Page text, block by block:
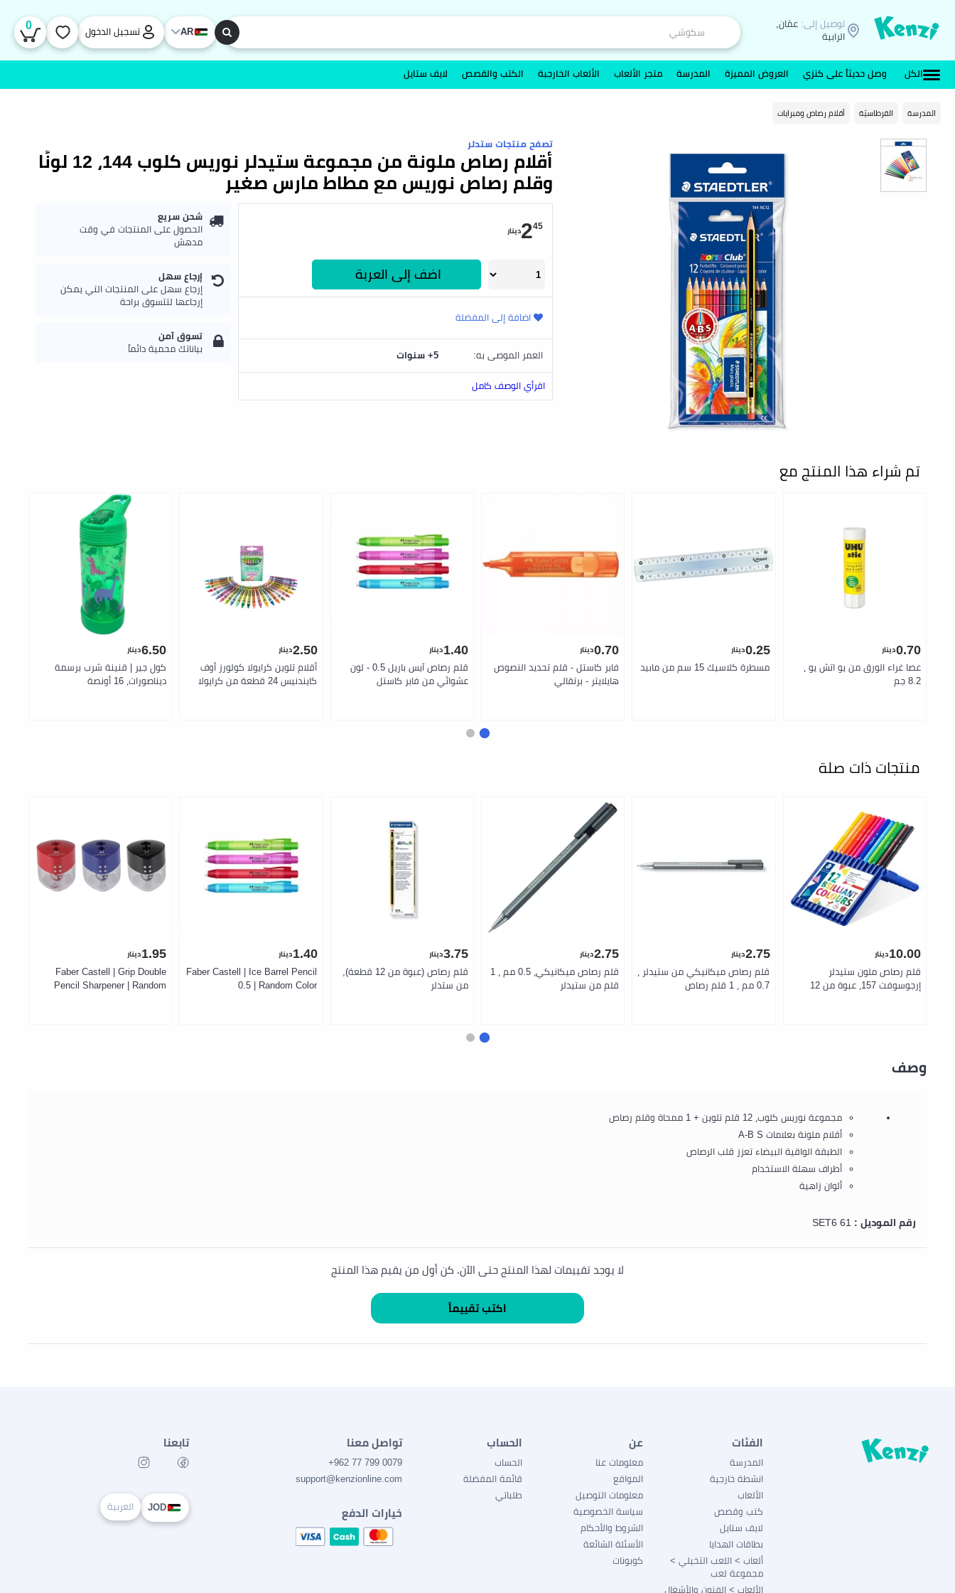
توصيل إلى: عمّان,
الرابية
AR تسجيل الدخول
0
الكل وصل حديثاً على كنزي العروض المميزة المدرسة متجر الألعاب الألعاب الخارجبة الكتب والقصص لايف ستايل
المدرسة القرطاسيّة أقلام رصاص ومبرايات
تصفح منتجات ستدلر
أقلام رصاص ملونة من مجموعة ستيدلر نوريس كلوب 144، 12 لونًا
وقلم رصاص نوريس مع مطاط مارس صغير
شحن سريع
الحصول على المنتجات في وقت
مدهش
إرجاع سهل
إرجاع سهل على المنتجات التي يمكن
إرجاعها لتتسوق براحة
تسوق آمن
بياناتك محمية دائماً
245 دينار
اضف إلى العربة
اضافة إلى المفضلة
العمر الموصى به: 5+ سنوات
اقرأي الوصف كامل
تم شراء هذا المنتج مع
0.70دينار
عصا غراء الورق من يو اتش يو ،
8.2 جم
0.25دينار
مسطرة كلاسيك 15 سم من مابيد
0.70دينار
فابر كاستل - قلم تحديد النصوص
هايلايتر - برتقالي
1.40دينار
قلم رصاص آيس باريل 0.5 - لون
عشوائي من فابر كاستل
2.50دينار
أقلام تلوين كرايولا كولورز أوف
كايندنيس 24 قطعة من كرايولا
6.50دينار
كول جير | قنينة شرب برسمة
ديناصورات، 16 أونصة
منتجات ذات صلة
10.00دينار
قلم رصاص ملون ستيدلر
إرجوسوفت 157، عبوة من 12
2.75دينار
قلم رصاص ميكانيكي من ستيدلر ،
0.7 مم ، 1 قلم رصاص
2.75دينار
قلم رصاص ميكانيكي، 0.5 مم ، 1
قلم من ستيدلر
3.75دينار
قلم رصاص (عبوة من 12 قطعة),
من ستدلر
1.40 دينار
Faber Castell | Ice Barrel Pencil
0.5 | Random Color
1.95دينار
Faber Castell | Grip Double
Pencil Sharpener | Random
وصف
مجموعة نوريس كلوب، 12 قلم تلوين + 1 ممحاة وقلم رصاص
أقلام ملونة بعلامات A-B S
الطبقة الواقية البيضاء تعزز قلب الرصاص
أطراف سهلة الاستخدام
ألوان زاهية
رقم الموديل : 61 SET6
لا يوجد تقييمات لهذا المنتج حتى الآن. كن أول من يقيم هذا المنتج
الفئات
المدرسة
انشطة خارجية
الألعاب
كتب وقصص
لايف ستايل
بطاقات الهدايا
ألعاب > اللعب التخيلي >
مجموعة لعب
الألعاب > الفنون والأشغال
عن
معلومات عنا
المواقع
معلومات التوصيل
سياسة الخصوصية
الشروط والأحكام
الأسئلة الشائعة
كوبونات
الحساب
الحساب
قائمة المفضلة
طلباتي
تواصل معنا
0079 799 77 962+
support@kenzionline.com
خيارات الدفع
تابعنا
JOD العربية